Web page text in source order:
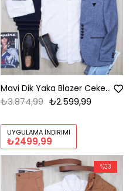
Mavi Dik Yaka Blazer Ceket Gömlek Pantolon Ayakkabı Kombin
₺2.599,99
₺3.874,99
UYGULAMA İNDIRIMI
₺2499,99
%33